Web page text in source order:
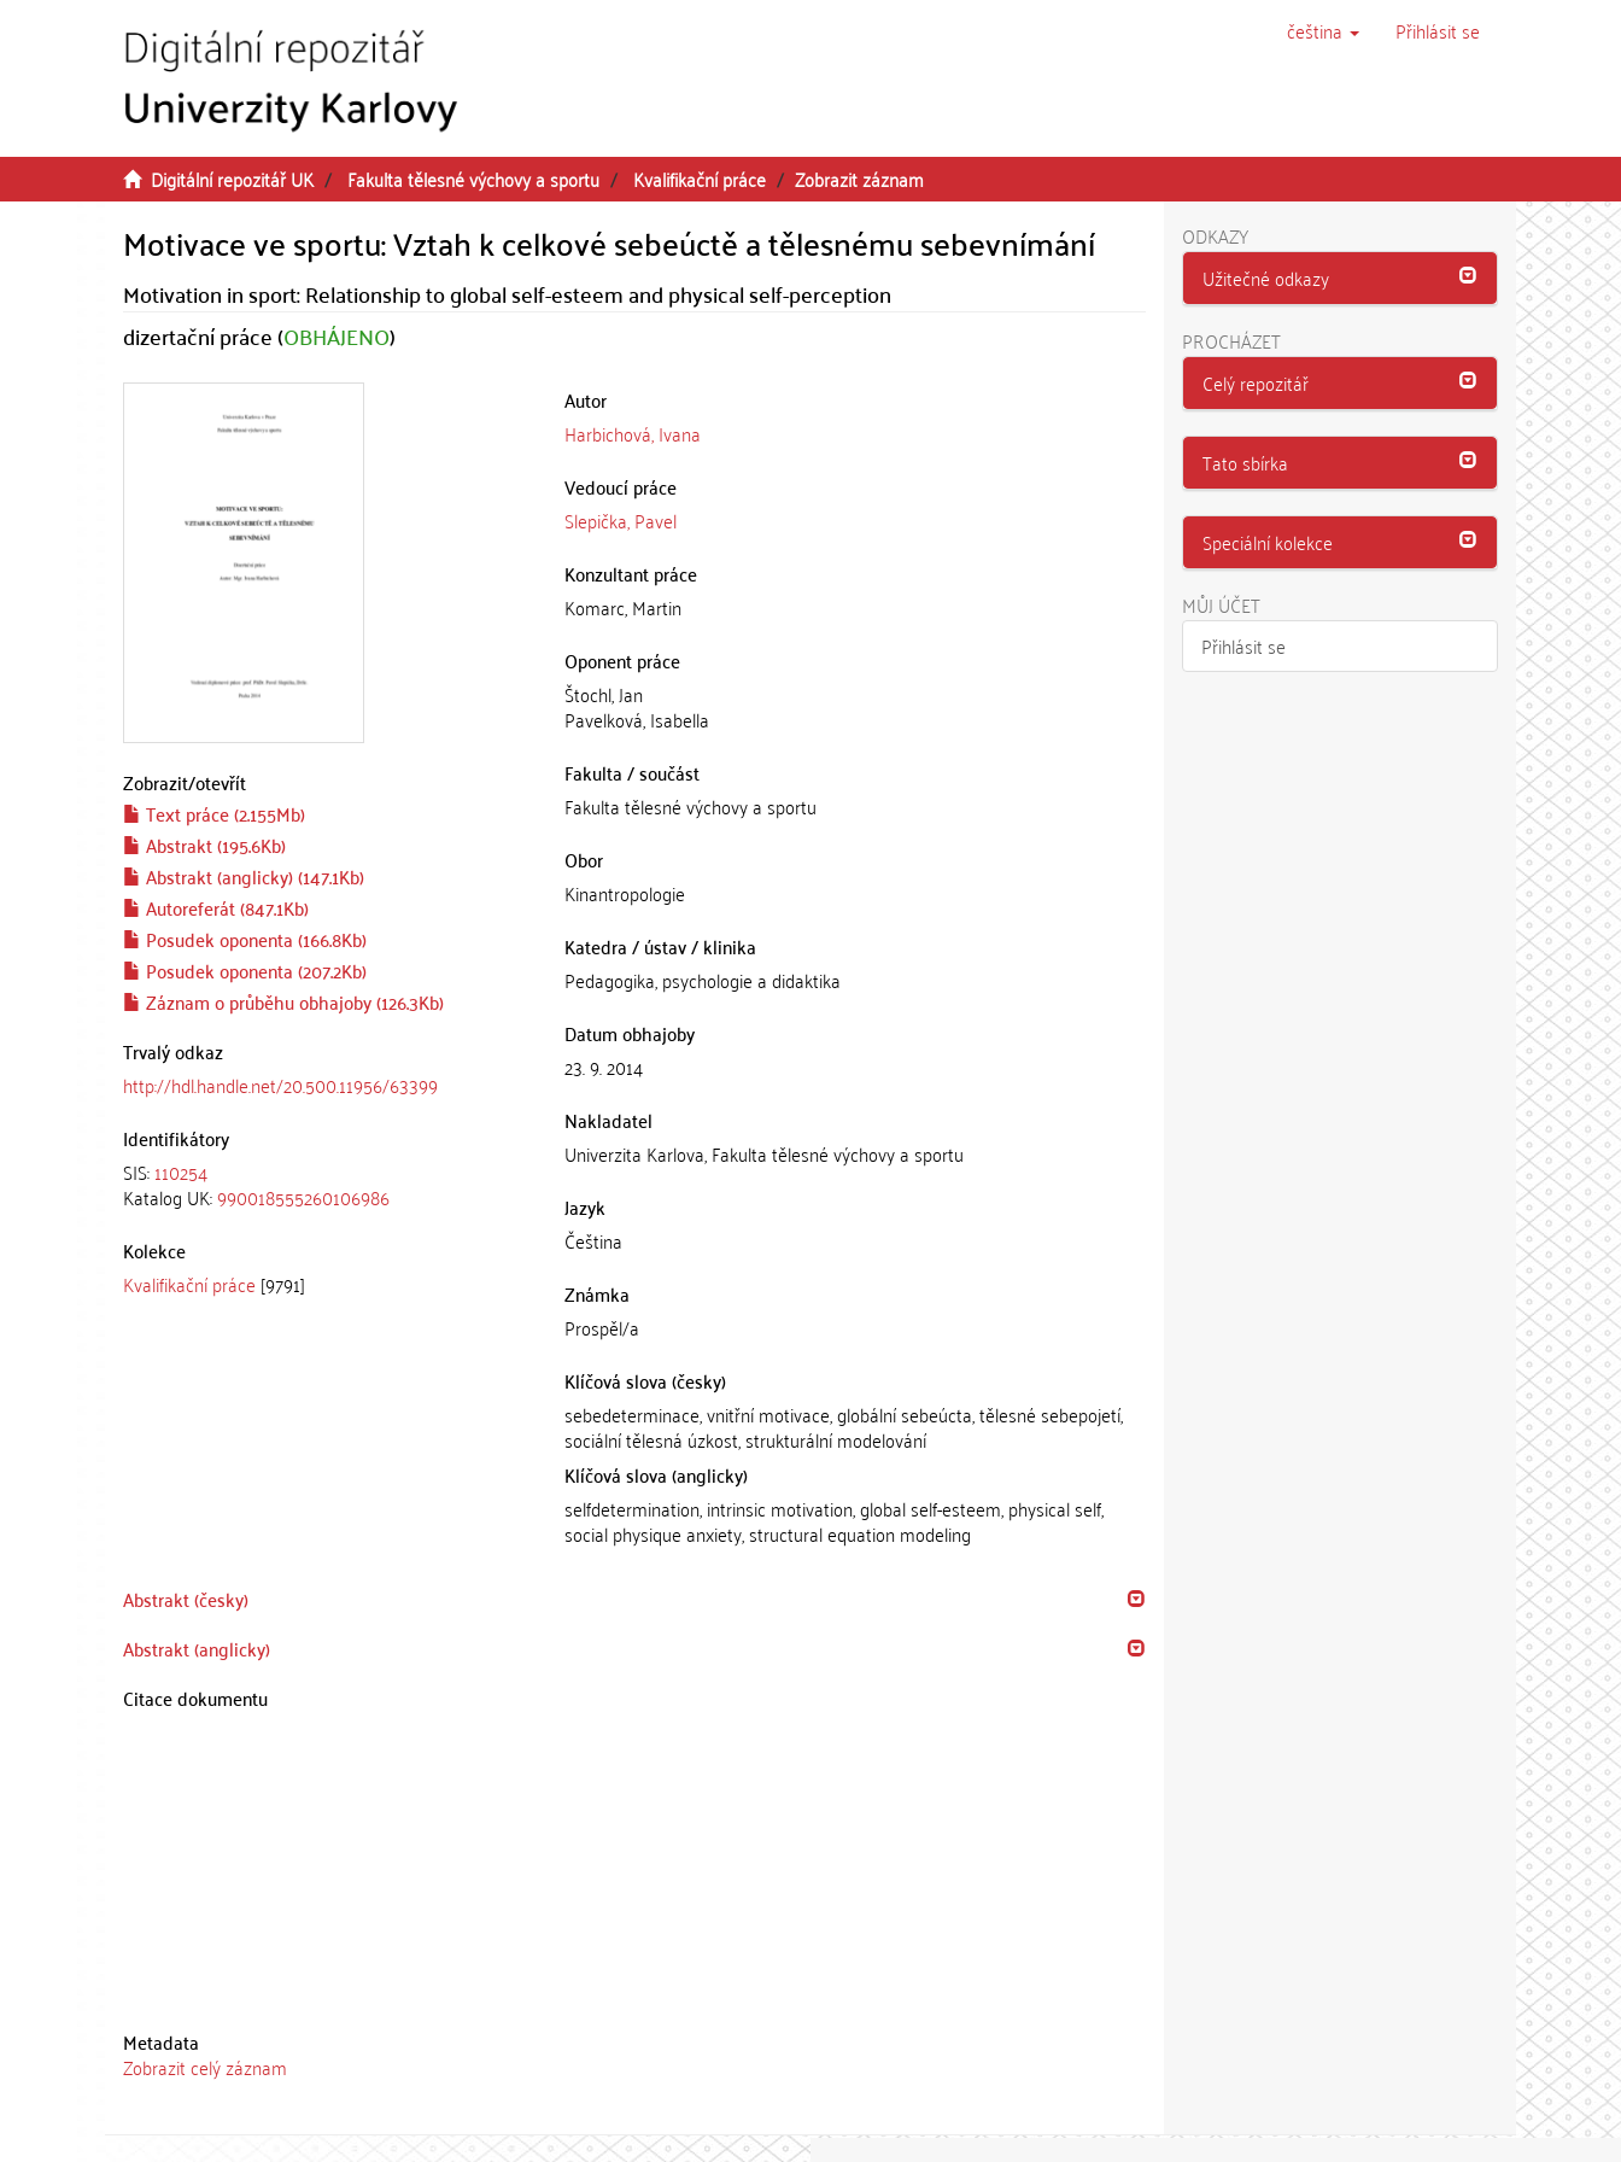
čeština Přihlásit se
Digitální repozitář UK Fakulta tělesné výchovy a sportu Kvalifikační práce Zobrazit záznam
Motivace ve sportu: Vztah k celkové sebeúctě a tělesnému sebevnímání
Motivation in sport: Relationship to global self-esteem and physical self-perception
dizertační práce (OBHÁJENO)
Zobrazit/otevřít
Text práce (2.155Mb)
Abstrakt (195.6Kb)
Abstrakt (anglicky) (147.1Kb)
Autoreferát (847.1Kb)
Posudek oponenta (166.8Kb)
Posudek oponenta (207.2Kb)
Záznam o průběhu obhajoby (126.3Kb)
Trvalý odkaz
http://hdl.handle.net/20.500.11956/63399
Identifikátory
SIS:110254
Katalog UK:990018555260106986
Kolekce
Kvalifikační práce [9791]
Autor
Harbichová, Ivana
Vedoucí práce
Slepička, Pavel
Konzultant práce
Komarc, Martin
Oponent práce
Štochl, Jan
Pavelková, Isabella
Fakulta / součást
Fakulta tělesné výchovy a sportu
Obor
Kinantropologie
Katedra / ústav / klinika
Pedagogika, psychologie a didaktika
Datum obhajoby
23. 9. 2014
Nakladatel
Univerzita Karlova, Fakulta tělesné výchovy a sportu
Jazyk
Čeština
Známka
Prospěl/a
Klíčová slova (česky)
sebedeterminace, vnitřní motivace, globální sebeúcta, tělesné sebepojetí,
sociální tělesná úzkost, strukturální modelování
Klíčová slova (anglicky)
selfdetermination, intrinsic motivation, global self-esteem, physical self,
social physique anxiety, structural equation modeling
Abstrakt (česky)
Abstrakt (anglicky)
Citace dokumentu
Metadata
Zobrazit celý záznam
ODKAZY
Užitečné odkazy
PROCHÁZET
Celý repozitář
Tato sbírka
Speciální kolekce
MŮJ ÚČET
Přihlásit se